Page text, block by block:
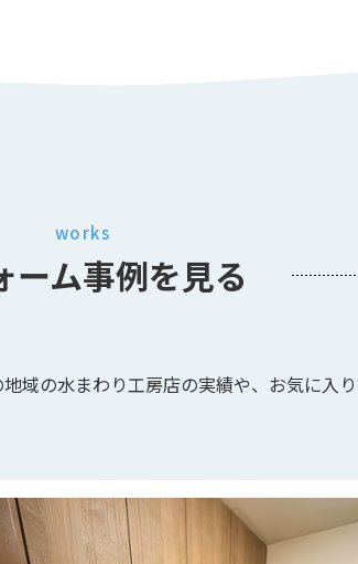
works
ーム事例を見る
の水まわり工房店の実績や、お気に入